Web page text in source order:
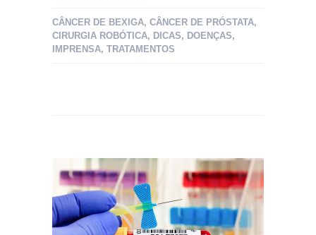
CÂNCER DE BEXIGA, CÂNCER DE PRÓSTATA,
CIRURGIA ROBÓTICA, DICAS, DOENÇAS,
IMPRENSA, TRATAMENTOS